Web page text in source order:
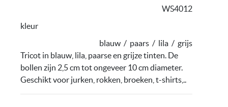
WS4012
kleur
blauw / paars / lila / grijs
Tricot in blauw, lila, paarse en grijze tinten. De
bollen zijn 2,5 cm tot ongeveer 10 cm diameter.
Geschikt voor jurken, rokken, broeken, t-shirts,..